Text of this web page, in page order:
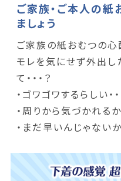
ご家族・ご本人の
ましょう
ご家族の紙おむつの心
モレを気にせず外出し
て・・・？
・ゴワゴワするらしい・・
・周りから気づかれるか
・まだ早いんじゃないか